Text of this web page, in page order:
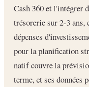
Cash 360 et l'intégrer
trésorerie sur 2-3 ans,
dépenses
pour la planification
natif couvre la
terme, et ses données